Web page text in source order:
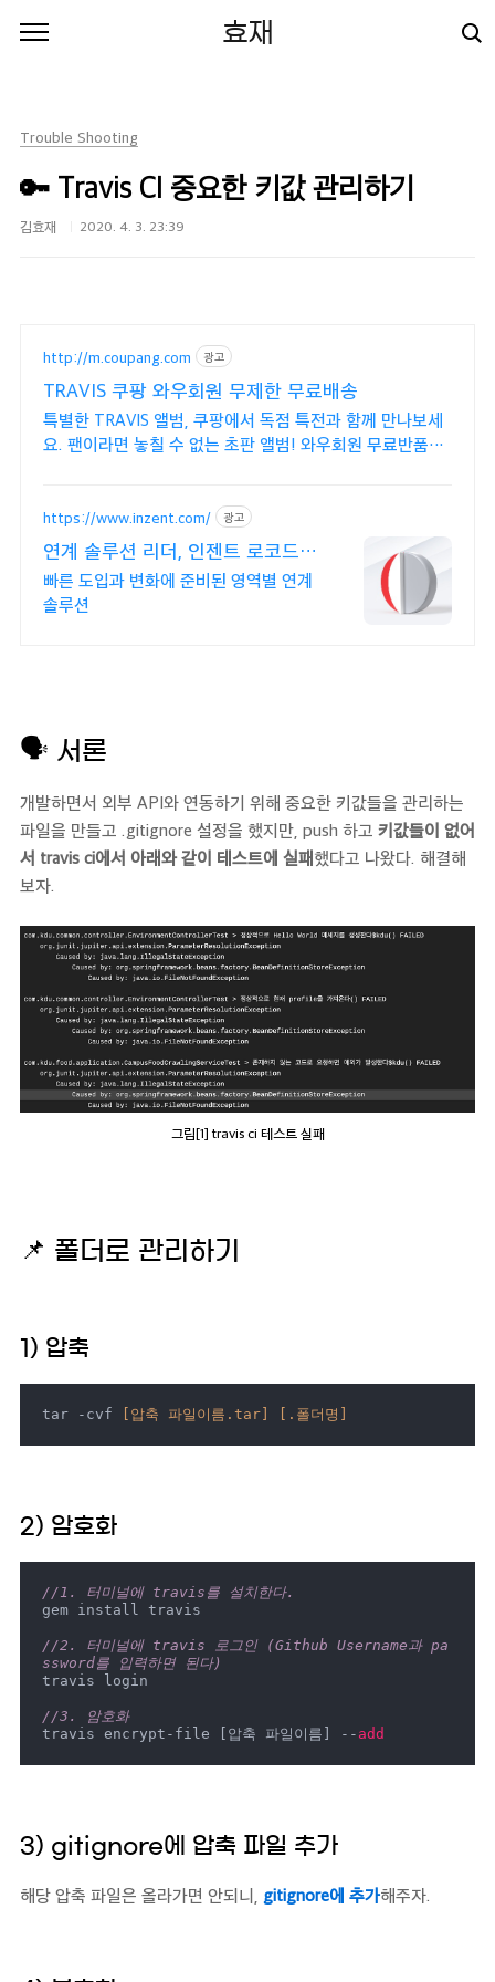
효재
Trouble Shooting
🔑 Travis CI 중요한 키값 관리하기
김효재 2020. 4. 3. 23:39
http://m.coupang.com 광고
TRAVIS 쿠팡 와우회원 무제한 무료배송
특별한 TRAVIS 앨범, 쿠팡에서 독점 특전과 함께 만나보세
요. 팬이라면 놓칠 수 없는 초판 앨범! 와우회원 무료반품으
https://www.inzent.com/ 광고
연계 솔루션 리더, 인젠트 로코드,
노코드 기술 도입
빠른 도입과 변화에 준비된 영역별 연계
솔루션
🗣 서론
개발하면서 외부 API와 연동하기 위해 중요한 키값들을 관리하는
파일을 만들고 .gitignore 설정을 했지만, push 하고 키값들이 없어
서 travis ci에서 아래와 같이 테스트에 실패했다고 나왔다. 해결해
보자.
그림[1] travis ci 테스트 실패
📌 폴더로 관리하기
1) 압축
tar -cvf [압축 파일이름.tar] [.폴더명]
2) 암호화
//1. 터미널에 travis를 설치한다.
gem install travis
//2. 터미널에 travis 로그인 (Github Username과 pa
ssword를 입력하면 된다)
travis login
//3. 암호화
travis encrypt-file [압축 파일이름] -- add
3) gitignore에 압축 파일 추가
해당 압축 파일은 올라가면 안되니, gitignore에 추가해주자.